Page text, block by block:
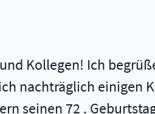
Kollegen! Ich
nachträglich einigen
seinen 72 .